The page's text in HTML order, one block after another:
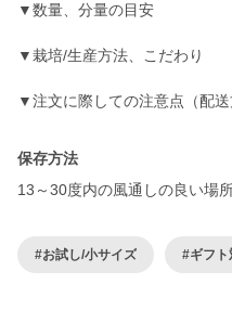
▼数量、分量の目安
▼栽培/生産方法、こだわり
▼注文に際しての注意点（配送
保存方法
13～30度内の風通しの良い場
#お試し/小サイズ #ギフト